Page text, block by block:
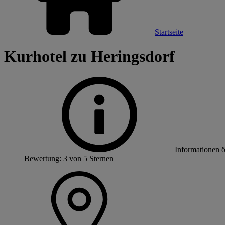
Startseite
Kurhotel zu Heringsdorf
Informationen
Bewertung: 3 von 5 Sternen